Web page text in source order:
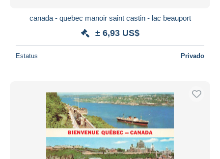
canada - quebec manoir saint castin - lac beauport
± 6,93 US$
Estatus Privado